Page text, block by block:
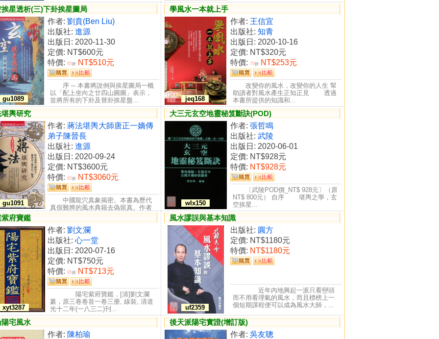
星透析(三)下卦挨星圖局
gu1089
作者: 劉賁(Ben Liu)
出版社: 進源
出版日: 2020-11-30
定價: NT$600元
特價: 85折 NT$510元
序 ─ 本書將說例與挨星圖局一概
以「配上坐向之廿四山圓圖」表示，
並將所有的下卦及替卦挨星盤...
學風水一本就上手
jeq168
作者: 王信宜
出版社: 知青
出版日: 2020-10-16
定價: NT$320元
特價: 79折 NT$253元
改變你的風水，改變你的人生 幫
助讀者對風水產生正知正見 透過
本書所提供的知識和...
輿研究
gu1091
作者: 蔣法堪輿大師唐正一嫡傳
弟子陳晉長
出版社: 進源
出版日: 2020-09-24
定價: NT$3600元
特價: 85折 NT$3060元
中國龍穴真象揭密。本書為歷代
真假難辨的風水典籍去偽留真。作者
為現代屈指可數，親自找到龍穴，...
大三元玄空地靈秘笈斷訣(POD)
wlx150
作者: 張哲鳴
出版社: 武陵
出版日: 2020-06-01
定價: NT$928元
特價: NT$928元
〔武陵POD價_NT$ 928元〕（原
NT$ 800元） 自序 堪輿之學，玄
空挨星...
府寶鑑
xyt3287
作者: 劉文瀾
出版社: 心一堂
出版日: 2020-07-16
定價: NT$750元
特價: 95折 NT$713元
陽宅紫府寶鑑，[清]劉文瀾
纂，原三卷卷首一卷三册, 線裝, 清道
光十二年(一八三二)刊...
風水謬誤與基本知識
uf2359
出版社: 圓方
定價: NT$1180元
特價: NT$1180元
近年內地興起一派只看巒頭
而不用看理氣的風水，而且標榜上一
個短期課程便可以成為風水大師，...
宅風水
作者: 陳柏瑜
後天派陽宅實證(增訂版)
作者: 吳友聰